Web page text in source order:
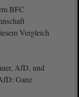
BFC
Vergleich
AfD, und
Ganz